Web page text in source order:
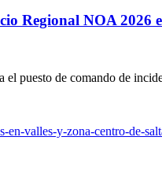
Regional NOA 2026
puesto de comando de